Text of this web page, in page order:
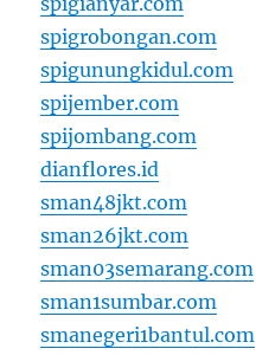
spigrobongan.com
spigunungkidul.com
spijember.com
spijombang.com
dianflores.id
sman48jkt.com
sman26jkt.com
sman03semarang.com
sman1sumbar.com
smanegeri1bantul.com